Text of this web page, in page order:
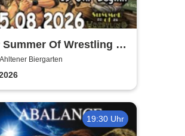
Summer Of Wrestling -
Air
Biergarten
19:30 Uhr